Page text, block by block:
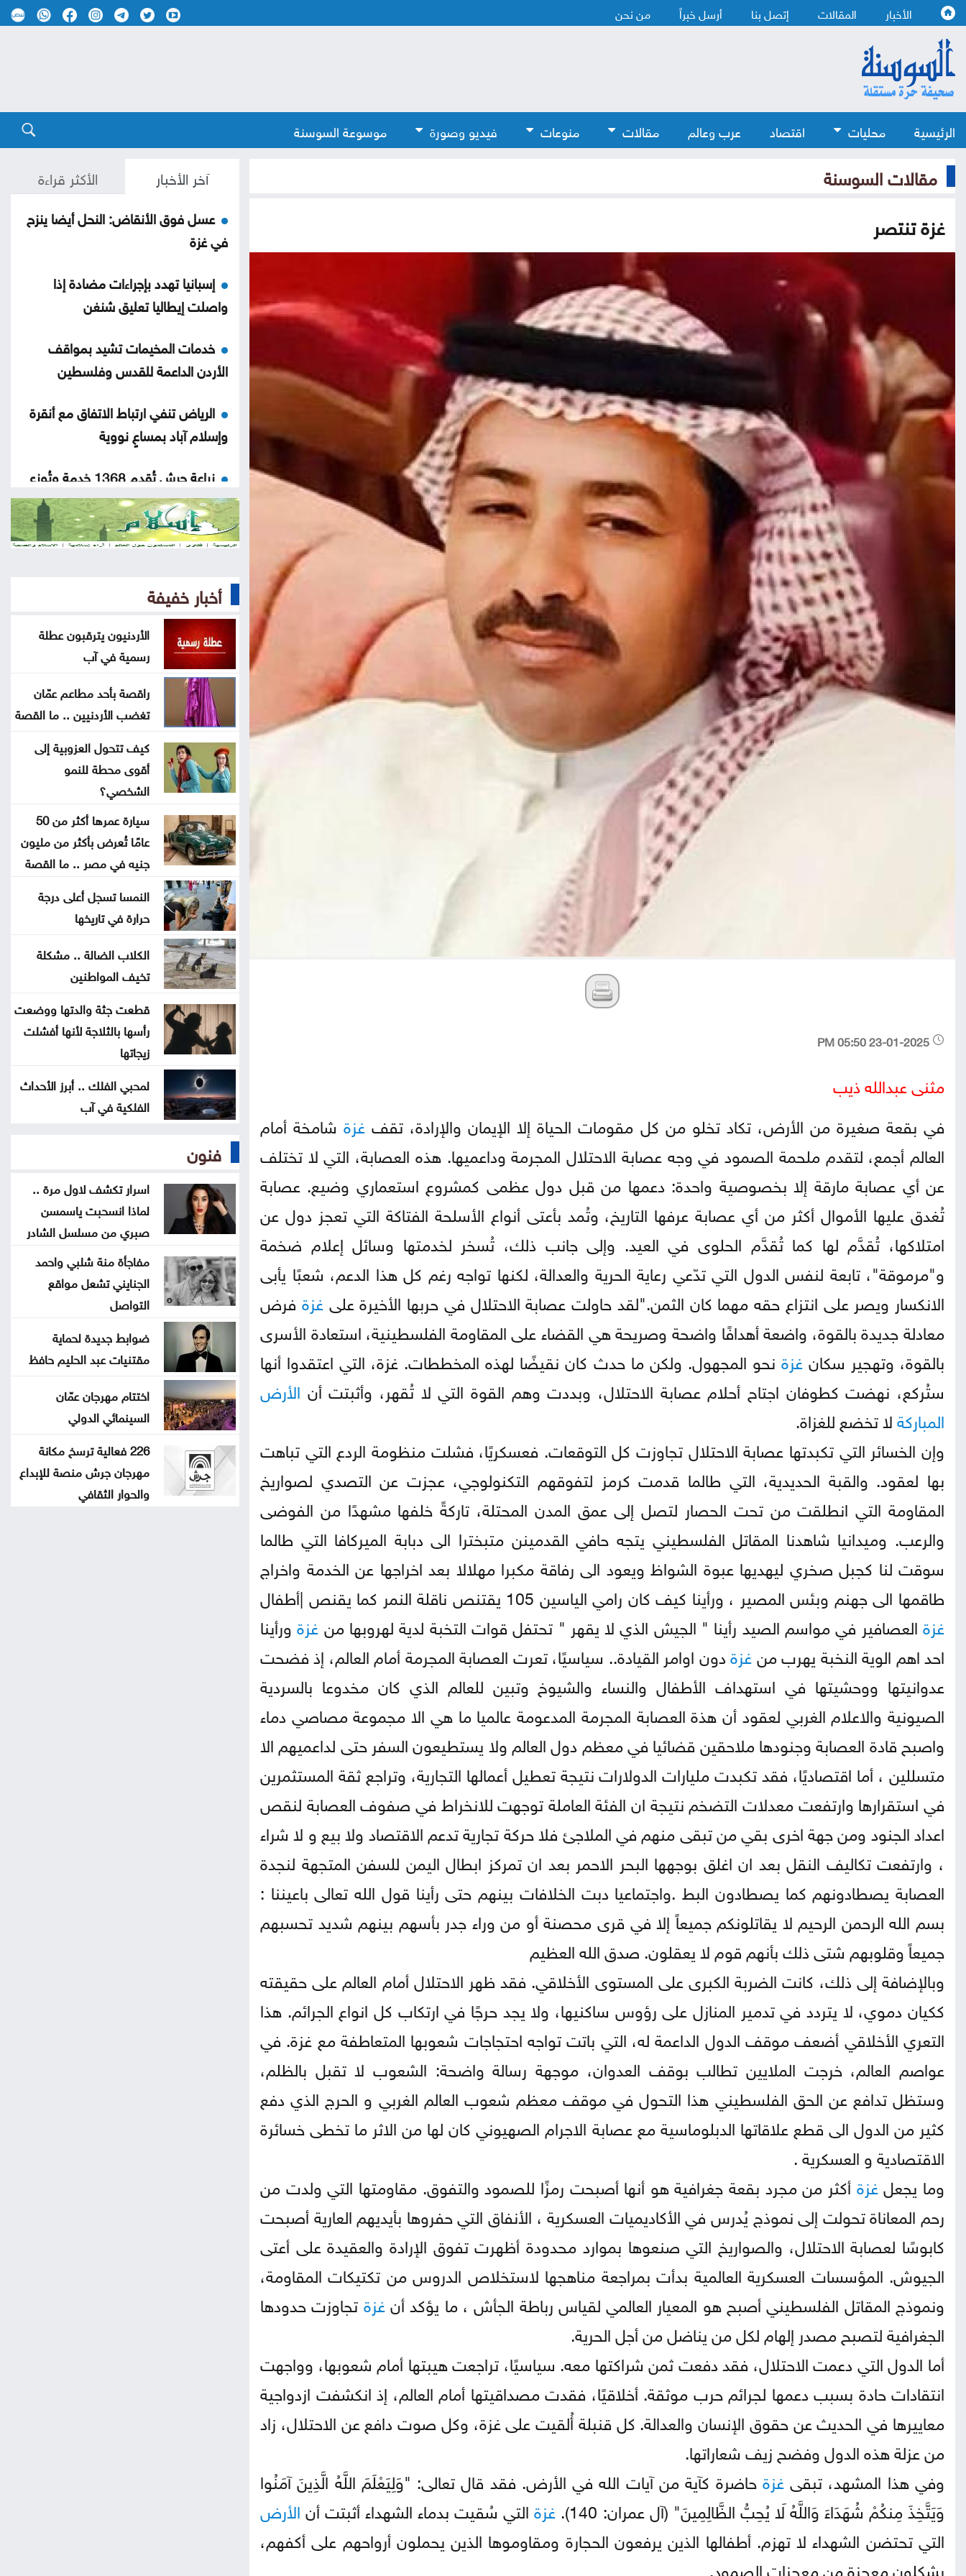
الأخبار المقالات إتصل بنا أرسل خبراً من نحن
الرئيسية محليات اقتصاد عرب وعالم مقالات منوعات فيديو وصورة موسوعة السوسنة
مقالات السوسنة
غزة تنتصر
مثنى عبدالله ذيب
في بقعة صغيرة من الأرض، تكاد تخلو من كل مقومات الحياة إلا الإيمان والإرادة، تقف غزةشامخة أمام
العالم أجمع، لتقدم ملحمة الصمود في وجه عصابة الاحتلال المجرمة وداعميها. هذه العصابة، التي لا تختلف
عن أي عصابة مارقة إلا بخصوصية واحدة: دعمها من قبل دول عظمى كمشروع استعماري وضيع. عصابة
تُغدق عليها الأموال أكثر من أي عصابة عرفها التاريخ، وتُمد بأعتى أنواع الأسلحة الفتاكة التي تعجز دول عن
امتلاكها، تُقدَّم لها كما تُقدَّم الحلوى في العيد. وإلى جانب ذلك، تُسخر لخدمتها وسائل إعلام ضخمة
و"مرموقة"، تابعة لنفس الدول التي تدّعي رعاية الحرية والعدالة، لكنها تواجه رغم كل هذا الدعم، شعبًا يأبى
الانكسار ويصر على انتزاع حقه مهما كان الثمن."لقد حاولت عصابة الاحتلال في حربها الأخيرة علىغزة فرض
معادلة جديدة بالقوة، واضعة أهدافًا واضحة وصريحة هي القضاء على المقاومة الفلسطينية، استعادة الأسرى
بالقوة، وتهجير سكانغزة نحو المجهول. ولكن ما حدث كان نقيضًا لهذه المخططات. غزة، التي اعتقدوا أنها
ستُركع، نهضت كطوفان اجتاح أحلام عصابة الاحتلال، وبددت وهم القوة التي لا تُقهر، وأثبتت أن الأرض
المباركةلا تخضع للغزاة.
وإن الخسائر التي تكبدتها عصابة الاحتلال تجاوزت كل التوقعات. فعسكريًا، فشلت منظومة الردع التي تباهت
بها لعقود. والقبة الحديدية، التي طالما قدمت كرمز لتفوقهم التكنولوجي، عجزت عن التصدي لصواريخ
المقاومة التي انطلقت من تحت الحصار لتصل إلى عمق المدن المحتلة، تاركةً خلفها مشهدًا من الفوضى
والرعب. وميدانيا شاهدنا المقاتل الفلسطيني يتجه حافي القدمينن متبخترا الى دبابة الميركافا التي طالما
سوقت لنا كجبل صخري ليهديها عبوة الشواظ ويعود الى رفاقة مكبرا مهلالا بعد اخراجها عن الخدمة واخراج
طاقمها الى جهنم وبئس المصير ، ورأينا كيف كان رامي الياسين 105 يقتنص ناقلة النمر كما يقنص |أطفال
غزةالعصافير في مواسم الصيد رأينا " الجيش الذي لا يقهر " تحتفل قوات التخبة لدية لهروبها منغزةورأينا
احد اهم الوية النخبة يهرب منغزةدون اوامر القيادة.. سياسيًا، تعرت العصابة المجرمة أمام العالم، إذ فضحت
عدوانيتها ووحشيتها في استهداف الأطفال والنساء والشيوخ وتبين للعالم الذي كان مخدوعا بالسردية
الصيونية والاعلام الغربي لعقود أن هذة العصابة المجرمة المدعومة عالميا ما هي الا مجموعة مصاصي دماء
واصبح قادة العصابة وجنودها ملاحقين قضائيا في معظم دول العالم ولا يستطيعون السفر حتى لداعميهم الا
متسللين ، أما اقتصاديًا، فقد تكبدت مليارات الدولارات نتيجة تعطيل أعمالها التجارية، وتراجع ثقة المستثمرين
في استقرارها وارتفعت معدلات التضخم نتيجة ان الفئة العاملة توجهت للانخراط في صفوف العصابة لنقص
اعداد الجنود ومن جهة اخرى بقي من تبقى منهم في الملاجئ فلا حركة تجارية تدعم الاقتصاد ولا بيع و لا شراء
، وارتفعت تكاليف النقل بعد ان اغلق بوجهها البحر الاحمر بعد ان تمركز ابطال اليمن للسفن المتجهة لنجدة
العصابة يصطادونهم كما يصطادون البط .واجتماعيا دبت الخلافات بينهم حتى رأينا قول الله تعالى باعيننا :
بسم الله الرحمن الرحيم لا يقاتلونكم جميعاً إلا في قرى محصنة أو من وراء جدر بأسهم بينهم شديد تحسبهم
جميعاً وقلوبهم شتى ذلك بأنهم قوم لا يعقلون. صدق الله العظيم
وبالإضافة إلى ذلك، كانت الضربة الكبرى على المستوى الأخلاقي. فقد ظهر الاحتلال أمام العالم على حقيقته
ككيان دموي، لا يتردد في تدمير المنازل على رؤوس ساكنيها، ولا يجد حرجًا في ارتكاب كل انواع الجرائم. هذا
التعري الأخلاقي أضعف موقف الدول الداعمة له، التي باتت تواجه احتجاجات شعوبها المتعاطفة مع غزة. في
عواصم العالم، خرجت الملايين تطالب بوقف العدوان، موجهة رسالة واضحة: الشعوب لا تقبل بالظلم،
وستظل تدافع عن الحق الفلسطيني هذا التحول في موقف معظم شعوب العالم الغربي و الحرج الذي دفع
كثير من الدول الى قطع علاقاتها الدبلوماسية مع عصابة الاجرام الصهيوني كان لها من الاثر ما تخطى خسائرة
الاقتصادية و العسكرية .
وما يجعلغزةأكثر من مجرد بقعة جغرافية هو أنها أصبحت رمزًا للصمود والتفوق. مقاومتها التي ولدت من
رحم المعاناة تحولت إلى نموذج يُدرس في الأكاديميات العسكرية ، الأنفاق التي حفروها بأيديهم العارية أصبحت
كابوسًا لعصابة الاحتلال، والصواريخ التي صنعوها بموارد محدودة أظهرت تفوق الإرادة والعقيدة على أعتى
الجيوش. المؤسسات العسكرية العالمية بدأت بمراجعة مناهجها لاستخلاص الدروس من تكتيكات المقاومة،
ونموذج المقاتل الفلسطيني أصبح هو المعيار العالمي لقياس رباطة الجأش ، ما يؤكد أنغزةتجاوزت حدودها
الجغرافية لتصبح مصدر إلهام لكل من يناضل من أجل الحرية.
أما الدول التي دعمت الاحتلال، فقد دفعت ثمن شراكتها معه. سياسيًا، تراجعت هيبتها أمام شعوبها، وواجهت
انتقادات حادة بسبب دعمها لجرائم حرب موثقة. أخلاقيًا، فقدت مصداقيتها أمام العالم، إذ انكشفت ازدواجية
معاييرها في الحديث عن حقوق الإنسان والعدالة. كل قنبلة أُلقيت على غزة، وكل صوت دافع عن الاحتلال، زاد
من عزلة هذه الدول وفضح زيف شعاراتها.
وفي هذا المشهد، تبقىغزةحاضرة كآية من آيات الله في الأرض. فقد قال تعالى: "وَلِيَعْلَمَ اللَّهُ الَّذِينَ آمَنُوا
وَيَتَّخِذَ مِنكُمْ شُهَدَاءَ وَاللَّهُ لَا يُحِبُّ الظَّالِمِينَ" (آل عمران: 140).
غزةالتي سُقيت بدماء الشهداء أثبتت أنالأرض
التي تحتضن الشهداء لا تهزم. أطفالها الذين يرفعون الحجارة ومقاوموها الذين يحملون أرواحهم على أكفهم،
يشكلون معجزة من معجزات الصمود.
آخر الأخبار الأكثر قراءة
عسل فوق الأنقاض: النحل أيضا ينزح
في غزة
إسبانيا تهدد بإجراءات مضادة إذا
واصلت إيطاليا تعليق شنغن
خدمات المخيمات تشيد بمواقف
الأردن الداعمة للقدس وفلسطين
الرياض تنفي ارتباط الاتفاق مع أنقرة
وإسلام آباد بمساعٍ نووية
زراعة جرش تُقدم 1368 خدمة وتُوزع
260 ألف شتلة
الأردنيون يترقبون عطلة رسمية في
تنفيذ 23 مشروعاً لطرق محافظة
المفرق
البرلمان العربي يدين استهداف
المدنيين بالسعودية واليمن
ارتفاع حصيلة الهجوم الذي نفذه تلميذ
على مدرسة بتايلند
70 ألفا يؤدون صلاة الجمعة بالأقصى
احتراق 3206 مركبات في الأردن خلال
عامين
منتخب الشباب يلتقي نظيره الكويتي
ودياً غداً
السعودية للحوثيين: التحالف لن يقف
مكتوف اليدين
توجيه لإزالة المركبات المهملة
والمعطلة في الرصيفة
على هامش التعديل على قانون
الجامعات الأردنية
أخبار خفيفة
الأردنيون يترقبون عطلة
رسمية في آب
راقصة بأحد مطاعم عمّان
تغضب الأردنيين .. ما القصة
كيف تتحول العزوبية إلى
أقوى محطة للنمو
الشخصي؟
سيارة عمرها أكثر من 50
عامًا تُعرض بأكثر من مليون
جنيه في مصر .. ما القصة
النمسا تسجل أعلى درجة
حرارة في تاريخها
الكلاب الضالة .. مشكلة
تخيف المواطنين
قطعت جثة والدتها ووضعت
رأسها بالثلاجة لأنها أفشلت
زيجاتها
لمحبي الفلك .. أبرز الأحداث
الفلكية في آب
فنون
اسرار تكشف لاول مرة ..
لماذا انسحبت ياسمسن
صبري من مسلسل الشادر
مفاجأة منة شلبي واحمد
الجنايني تشعل مواقع
التواصل
ضوابط جديدة لحماية
مقتنيات عبد الحليم حافظ
اختتام مهرجان عمّان
السينمائي الدولي
226 فعالية ترسخ مكانة
مهرجان جرش منصة للإبداع
والحوار الثقافي